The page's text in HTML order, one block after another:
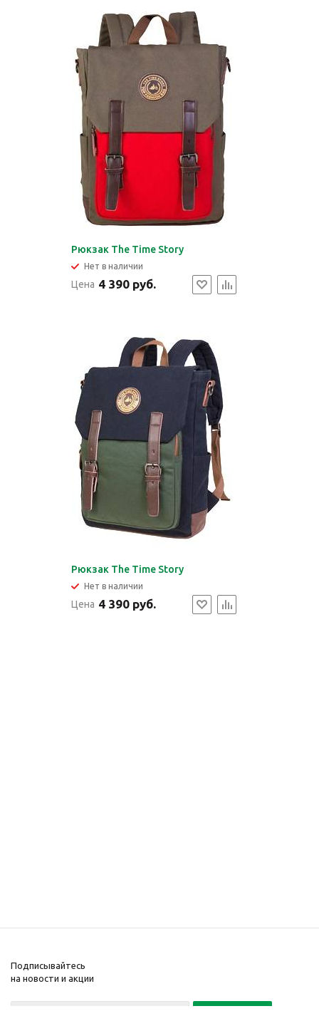
Рюкзак The Time Story
Нет в наличии
Цена 4 390 руб.
Рюкзак The Time Story
Нет в наличии
Цена 4 390 руб.
Подписывайтесь
на новости и акции